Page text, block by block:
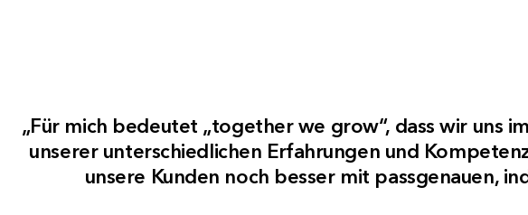
„Für mich bedeutet „together we grow“, dass wir uns
unserer unterschiedlichen Erfahrungen und
unsere Kunden noch besser mit passgenauen,